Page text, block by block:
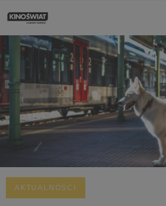
AKTUALNOŚCI